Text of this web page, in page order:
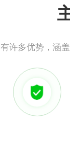
许多优势，涵